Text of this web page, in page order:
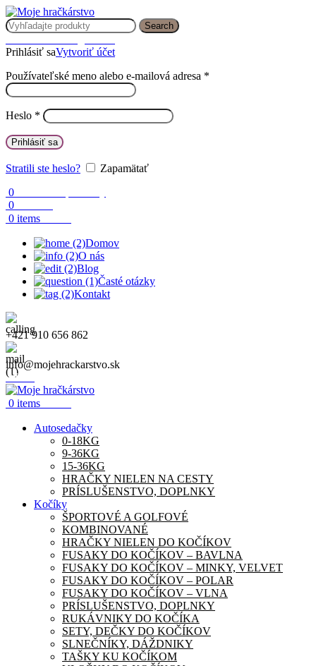
Search
Prihlásiť saVytvoriť účet
Používateľské meno alebo e-mailová adresa *
Heslo *
Prihlásiť sa
Stratili ste heslo?
Zapamätať
0
0
0 items
Domov
O nás
Blog
Časté otázky
Kontakt
+421 910 656 862
info@mojehrackarstvo.sk
Menu
0 items
Autosedačky
0-18KG
9-36KG
15-36KG
HRAČKY NIELEN NA CESTY
PRÍSLUŠENSTVO, DOPLNKY
Kočíky
ŠPORTOVÉ A GOLFOVÉ
KOMBINOVANÉ
HRAČKY NIELEN DO KOČÍKOV
FUSAKY DO KOČÍKOV – BAVLNA
FUSAKY DO KOČÍKOV – MINKY, VELVET
FUSAKY DO KOČÍKOV – POLAR
FUSAKY DO KOČÍKOV – VLNA
PRÍSLUŠENSTVO, DOPLNKY
RUKÁVNIKY DO KOČÍKA
SETY, DEČKY DO KOČÍKOV
SLNEČNÍKY, DÁŽDNIKY
TAŠKY KU KOČÍKOM